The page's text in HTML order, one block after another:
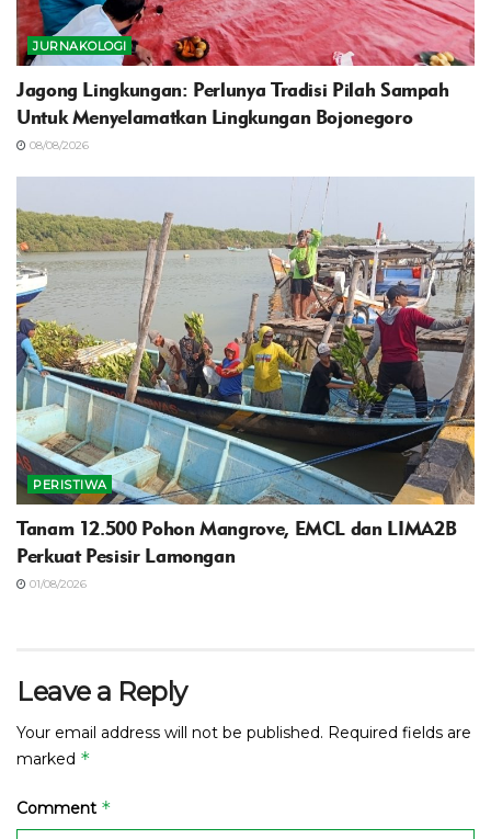
JURNAKOLOGI
Jagong Lingkungan: Perlunya Tradisi Pilah Sampah
Untuk Menyelamatkan Lingkungan Bojonegoro
08/08/2026
PERISTIWA
Tanam 12.500 Pohon Mangrove, EMCL dan LIMA2B
Perkuat Pesisir Lamongan
01/08/2026
Leave a Reply
Your email address will not be published. Required fields are
marked *
Comment *